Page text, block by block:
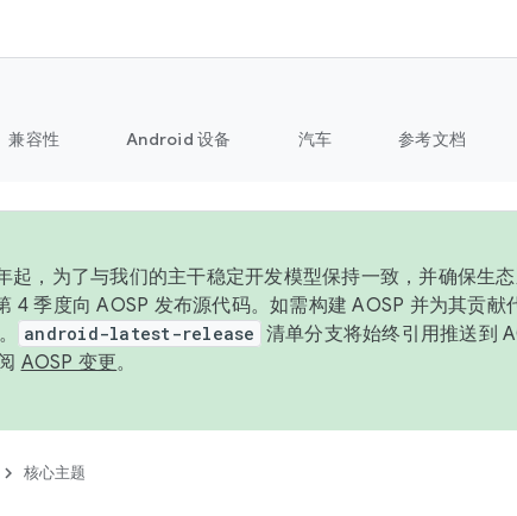
兼容性 Android 设备 汽车 参考文档
起，为了与我们的主干稳定开发模型保持一致，并确保生
4 季度向 AOSP 发布源代码。如需构建 AOSP 并为其贡献
。 android-latest-release 清单分支将始终引用推送到
AOSP 变更。
核心主题